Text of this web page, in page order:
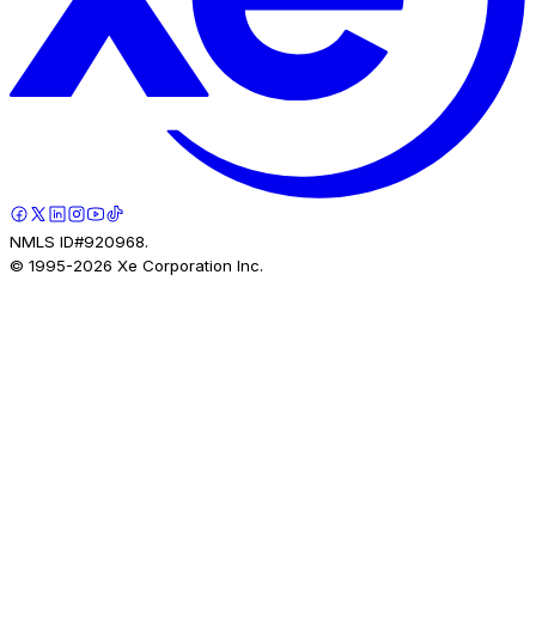
NMLS ID#920968.
© 1995-2026 Xe Corporation Inc.